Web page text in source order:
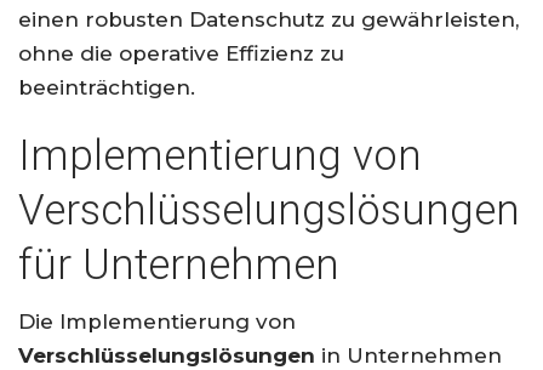
einen robusten Datenschutz zu gewährleisten,
ohne die operative Effizienz zu
beeinträchtigen.
Implementierung von
Verschlüsselungslösungen
für Unternehmen
Die Implementierung von
Verschlüsselungslösungen in Unternehmen